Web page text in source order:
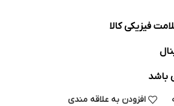
فیزیکی کالا
باشد
افزودن به علاقه مندی